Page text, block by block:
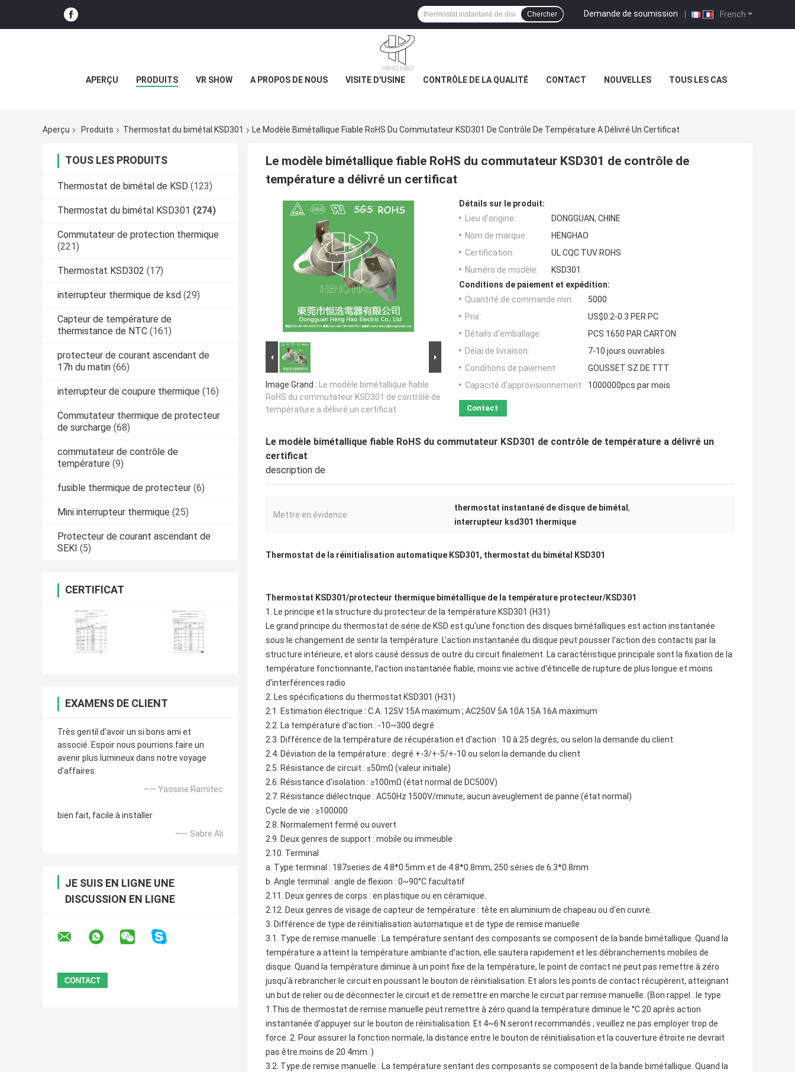
French
Demande de soumission |
Chercher
APERÇU PRODUITS VR SHOW A PROPOS DE NOUS VISITE D'USINE CONTRÔLE DE LA QUALITÉ CONTACT NOUVELLES TOUS LES CAS
Aperçu Produits Thermostat du bimétal KSD301 Le Modèle Bimétallique Fiable RoHS Du Commutateur KSD301 De Contrôle De Température A Délivré Un Certificat
TOUS LES PRODUITS
Thermostat de bimétal de KSD (123)
Thermostat du bimétal KSD301 (274)
Commutateur de protection thermique
(221)
Thermostat KSD302 (17)
interrupteur thermique de ksd (29)
Capteur de température de
thermistance de NTC (161)
protecteur de courant ascendant de
17h du matin (66)
interrupteur de coupure thermique (16)
Commutateur thermique de protecteur
de surcharge (68)
commutateur de contrôle de
température (9)
fusible thermique de protecteur (6)
Mini interrupteur thermique (25)
Protecteur de courant ascendant de
SEKI (5)
CERTIFICAT
EXAMENS DE CLIENT
Très gentil d'avoir un si bons ami et
associé. Espoir nous pourrions faire un
avenir plus lumineux dans notre voyage
d'affaires.
—— Yassine Ramitec
bien fait, facile à installer
—— Sabre Ali
JE SUIS EN LIGNE UNE
DISCUSSION EN LIGNE
Le modèle bimétallique fiable RoHS du commutateur KSD301 de contrôle de
température a délivré un certificat
Image Grand : Le modèle bimétallique fiable
RoHS du commutateur KSD301 de contrôle de
température a délivré un certificat
Détails sur le produit:
Lieu d'origine:
DONGGUAN, CHINE
Nom de marque:
HENGHAO
Certification:
UL CQC TUV ROHS
Numéro de modèle:
KSD301
Conditions de paiement et expédition:
Quantité de commande min:
5000
Prix:
US$0.2-0.3 PER PC
Détails d'emballage:
PCS 1650 PAR CARTON
Délai de livraison:
7-10 jours ouvrables
Conditions de paiement:
GOUSSET SZ DE TTT
Capacité d'approvisionnement:
1000000pcs par mois
Contact
Le modèle bimétallique fiable RoHS du commutateur KSD301 de contrôle de température a délivré un
certificat
description de
Mettre en évidence:
thermostat instantané de disque de bimétal ,
interrupteur ksd301 thermique
Thermostat de la réinitialisation automatique KSD301, thermostat du bimétal KSD301
Thermostat KSD301/protecteur thermique bimétallique de la température protecteur/KSD301
1. Le principe et la structure du protecteur de la température KSD301 (H31)
Le grand principe du thermostat de série de KSD est qu'une fonction des disques bimétalliques est action instantanée
sous le changement de sentir la température. L'action instantanée du disque peut pousser l'action des contacts par la
structure intérieure, et alors causé dessus de outre du circuit finalement. La caractéristique principale sont la fixation de la
température fonctionnante, l'action instantanée fiable, moins vie active d'étincelle de rupture de plus longue et moins
d'interférences radio.
2. Les spécifications du thermostat KSD301 (H31)
2.1. Estimation électrique : C.A. 125V 15A maximum ; AC250V 5A 10A 15A 16A maximum
2.2. La température d'action : -10~300 degré
2.3. Différence de la température de récupération et d'action : 10 à 25 degrés, ou selon la demande du client.
2.4. Déviation de la température : degré +-3/+-5/+-10 ou selon la demande du client
2.5. Résistance de circuit : ≤50mΩ (valeur initiale)
2.6. Résistance d'isolation : ≥100mΩ (état normal de DC500V)
2.7. Résistance diélectrique : AC50Hz 1500V/minute, aucun aveuglement de panne (état normal)
Cycle de vie : ≥100000
2.8. Normalement fermé ou ouvert
2.9. Deux genres de support : mobile ou immeuble
2.10. Terminal
a. Type terminal : 187series de 4.8*0.5mm et de 4.8*0.8mm, 250 séries de 6.3*0.8mm
b. Angle terminal : angle de flexion : 0~90°C facultatif
2.11. Deux genres de corps : en plastique ou en céramique.
2.12. Deux genres de visage de capteur de température : tête en aluminium de chapeau ou d'en cuivre.
3. Différence de type de réinitialisation automatique et de type de remise manuelle
3.1. Type de remise manuelle : La température sentant des composants se composent de la bande bimétallique. Quand la
température a atteint la température ambiante d'action, elle sautera rapidement et les débranchements mobiles de
disque. Quand la température diminue à un point fixe de la température, le point de contact ne peut pas remettre à zéro
jusqu'à rebrancher le circuit en poussant le bouton de réinitialisation. Et alors les points de contact récupèrent, atteignant
un but de relier ou de déconnecter le circuit et de remettre en marche le circuit par remise manuelle. (Bon rappel : le type
1.This de thermostat de remise manuelle peut remettre à zéro quand la température diminue le °C 20 après action
instantanée d'appuyer sur le bouton de réinitialisation. Et 4~6 N seront recommandés ; veuillez ne pas employer trop de
force. 2. Pour assurer la fonction normale, la distance entre le bouton de réinitialisation et la couverture étroite ne devrait
pas être moins de 20.4mm. )
3.2. Type de remise manuelle : La température sentant des composants se composent de la bande bimétallique. Quand la